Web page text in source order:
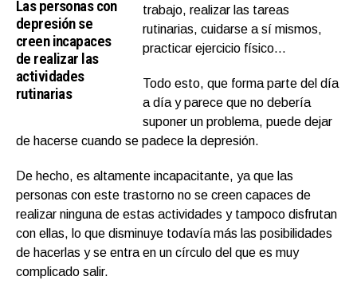
Las personas con
depresión se
creen incapaces
de realizar las
actividades
rutinarias
trabajo, realizar las tareas
rutinarias, cuidarse a sí mismos,
practicar ejercicio físico…
Todo esto, que forma parte del día
a día y parece que no debería
suponer un problema, puede dejar
de hacerse cuando se padece la depresión.
De hecho, es altamente incapacitante, ya que las
personas con este trastorno no se creen capaces de
realizar ninguna de estas actividades y tampoco disfrutan
con ellas, lo que disminuye todavía más las posibilidades
de hacerlas y se entra en un círculo del que es muy
complicado salir.